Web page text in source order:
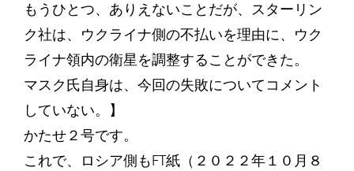
もうひとつ、ありえないことだが、スターリン
ク社は、ウクライナ側の不払いを理由に、ウク
ライナ領内の衛星を調整することができた。
マスク氏自身は、今回の失敗についてコメント
していない。】
かたせ２号です。
これで、ロシア側もFT紙（２０２２年１０月８